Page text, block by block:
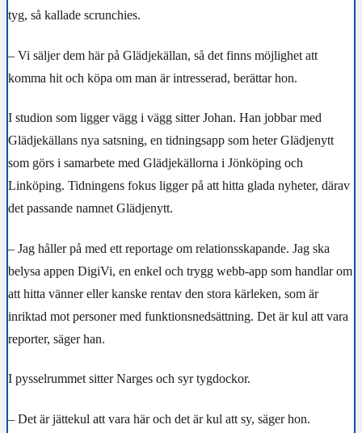
tyg, så kallade scrunchies.
– Vi säljer dem här på Glädjekällan, så det finns möjlighet att
komma hit och köpa om man är intresserad, berättar hon.
I studion som ligger vägg i vägg sitter Johan. Han jobbar med
Glädjekällans nya satsning, en tidningsapp som heter Glädjenytt
som görs i samarbete med Glädjekällorna i Jönköping och
Linköping. Tidningens fokus ligger på att hitta glada nyheter, därav
det passande namnet Glädjenytt.
– Jag håller på med ett reportage om relationsskapande. Jag ska
belysa appen DigiVi, en enkel och trygg webb-app som handlar om
att hitta vänner eller kanske rentav den stora kärleken, som är
inriktad mot personer med funktionsnedsättning. Det är kul att vara
reporter, säger han.
I pysselrummet sitter Narges och syr tygdockor.
– Det är jättekul att vara här och det är kul att sy, säger hon.